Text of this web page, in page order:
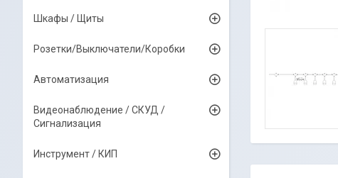
Шкафы / Щиты
Розетки/Выключатели/Коробки
Автоматизация
Видеонаблюдение / СКУД /
Сигнализация
Инструмент / КИП